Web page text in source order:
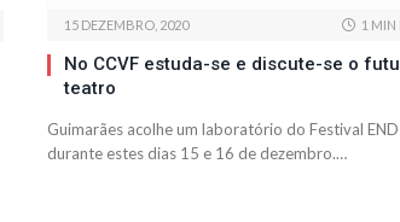
15 DEZEMBRO, 2020 1 MIN
No CCVF estuda-se e discute-se o
teatro
Guimarães acolhe um laboratório do Festival END
durante estes dias 15 e 16 de dezembro.…